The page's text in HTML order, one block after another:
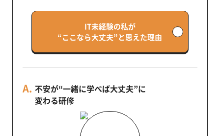
IT未経験の私が
“ここなら大丈夫”と思えた理由
不安が“一緒に学べば大丈夫”に
変わる研修